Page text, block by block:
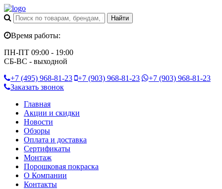
Время работы:
ПН-ПТ 09:00 - 19:00
СБ-ВС - выходной
+7 (495) 968-81-23 +7 (903) 968-81-23 +7 (903) 968-81-23
Заказать звонок
Главная
Акции и скидки
Новости
Обзоры
Оплата и доставка
Сертификаты
Монтаж
Порошковая покраска
О Компании
Контакты